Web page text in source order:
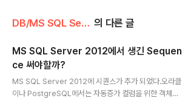
DB/MS SQL Server 의 다른 글
MS SQL Server 2012에서 생긴 Sequen
ce 써야할까?
MS SQL Server 2012에 시퀀스가 추가 되었다.오라클
이나 PostgreSQL에서는 자동증가 컬럼을 위한 객체로